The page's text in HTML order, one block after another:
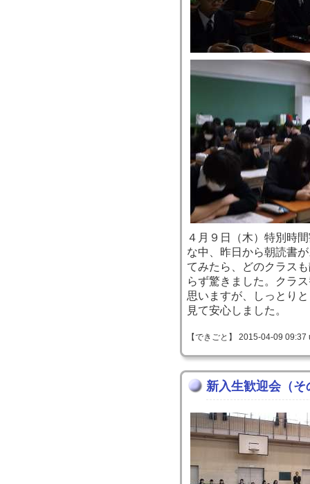
４月９日（木）特別時
な中、昨日から朝読書
てみたら、どのクラス
らず驚きました。クラ
思いますが、しっとり
見て安心しました。
【できごと】 2015-04-09
新入生歓迎会（そ